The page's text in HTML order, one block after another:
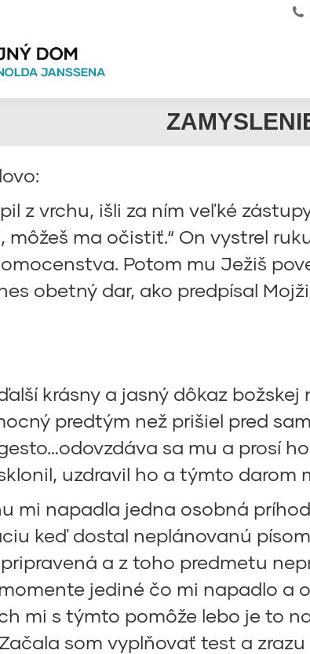
z vrchu, išli za ním veľké
môžeš ma očistiť.“ On vystrel
Potom mu Ježiš
obetný dar, ako predpísal
krásny a jasný dôkaz
predtým než prišiel pred
sa mu a prosí
uzdravil ho a týmto darom
mi napadla jedna osobná
keď dostal neplánovanú
pripravená a z toho predmetu
jediné čo mi napadlo a
mi s týmto pomôže lebo je to
som vyplňovať test a